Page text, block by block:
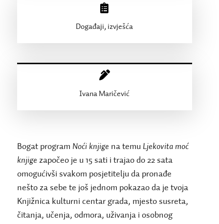
Događaji, izvješća
Ivana Maričević
Bogat program Noći knjige na temu Ljekovita moć
knjige započeo je u 15 sati i trajao do 22 sata
omogućivši svakom posjetitelju da pronađe
nešto za sebe te još jednom pokazao da je tvoja
Knjižnica kulturni centar grada, mjesto susreta,
čitanja, učenja, odmora, uživanja i osobnog